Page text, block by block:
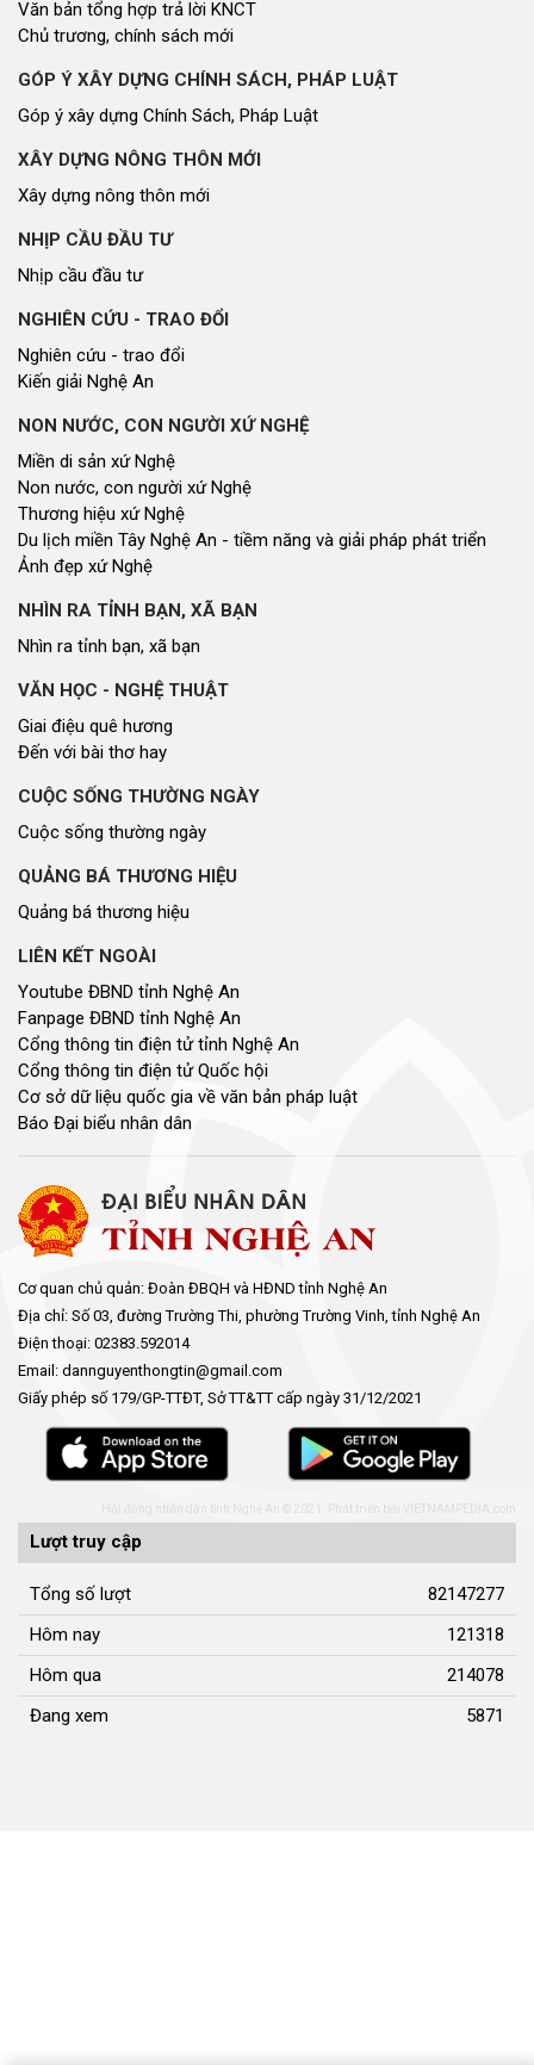
Văn bản tổng hợp trả lời KNCT
Chủ trương, chính sách mới
GÓP Ý XÂY DỰNG CHÍNH SÁCH, PHÁP LUẬT
Góp ý xây dựng Chính Sách, Pháp Luật
XÂY DỰNG NÔNG THÔN MỚI
Xây dựng nông thôn mới
NHỊP CẦU ĐẦU TƯ
Nhịp cầu đầu tư
NGHIÊN CỨU - TRAO ĐỔI
Nghiên cứu - trao đổi
Kiến giải Nghệ An
NON NƯỚC, CON NGƯỜI XỨ NGHỆ
Miền di sản xứ Nghệ
Non nước, con người xứ Nghệ
Thương hiệu xứ Nghệ
Du lịch miền Tây Nghệ An - tiềm năng và giải pháp phát triển
Ảnh đẹp xứ Nghệ
NHÌN RA TỈNH BẠN, XÃ BẠN
Nhìn ra tỉnh bạn, xã bạn
VĂN HỌC - NGHỆ THUẬT
Giai điệu quê hương
Đến với bài thơ hay
CUỘC SỐNG THƯỜNG NGÀY
Cuộc sống thường ngày
QUẢNG BÁ THƯƠNG HIỆU
Quảng bá thương hiệu
LIÊN KẾT NGOÀI
Youtube ĐBND tỉnh Nghệ An
Fanpage ĐBND tỉnh Nghệ An
Cổng thông tin điện tử tỉnh Nghệ An
Cổng thông tin điện tử Quốc hội
Cơ sở dữ liệu quốc gia về văn bản pháp luật
Báo Đại biểu nhân dân
Cơ quan chủ quản: Đoàn ĐBQH và HĐND tỉnh Nghệ An
Địa chỉ: Số 03, đường Trường Thi, phường Trường Vinh, tỉnh Nghệ An
Điện thoại: 02383.592014
Email: dannguyenthongtin@gmail.com
Giấy phép số 179/GP-TTĐT, Sở TT&TT cấp ngày 31/12/2021
Hội đồng nhân dân tỉnh Nghệ An © 2021. Phát triển bởi
Lượt truy cập
Tổng số lượt
82147277
Hôm nay
121318
Hôm qua
214078
Đang xem
5871